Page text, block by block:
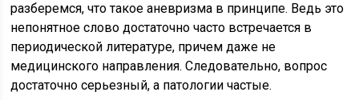
разберемся, что такое аневризма в принципе. Ведь это
непонятное слово достаточно часто встречается в
периодической литературе, причем даже не
медицинского направления. Следовательно, вопрос
достаточно серьезный, а патологии частые.